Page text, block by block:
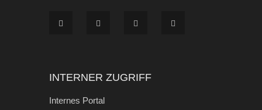
INTERNER ZUGRIFF
Internes Portal